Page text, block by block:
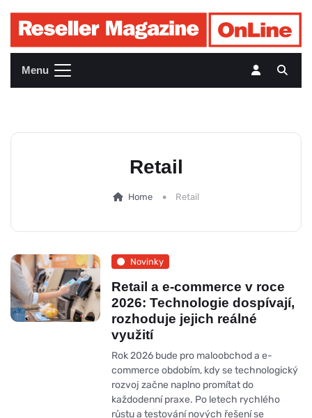
Menu
Retail
Home Retail
Novinky
Retail a e-commerce v roce
2026: Technologie dospívají,
rozhoduje jejich reálné
využití
Rok 2026 bude pro maloobchod a e-
commerce obdobím, kdy se technologický
rozvoj začne naplno promítat do
každodenní praxe. Po letech rychlého
růstu a testování nových řešení se